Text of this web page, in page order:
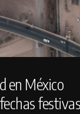
en México
festivas